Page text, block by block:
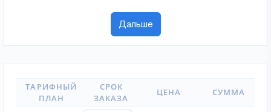
ТАРИФНЫЙ
ПЛАН
СРОК
ЗАКАЗА
ЦЕНА СУММА